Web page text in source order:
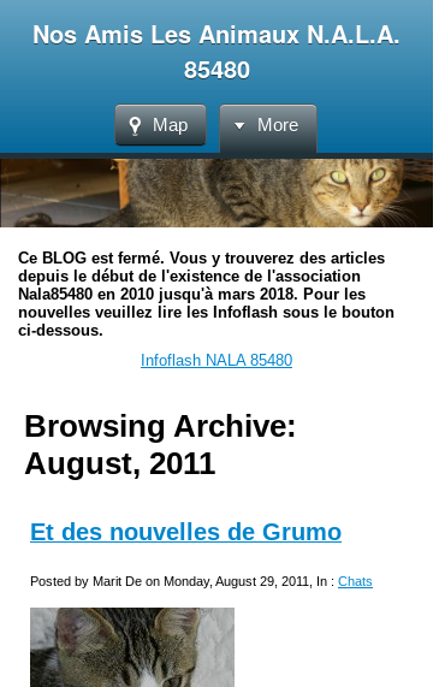
Nos Amis Les Animaux N.A.L.A.
85480
Map More
Ce BLOG est fermé. Vous y trouverez des articles
depuis le début de l'existence de l'association
Nala85480 en 2010 jusqu'à mars 2018. Pour les
nouvelles veuillez lire les Infoflash sous le bouton
ci-dessous.
Infoflash NALA 85480
Browsing Archive:
August, 2011
Et des nouvelles de Grumo
Posted by Marit De on Monday, August 29, 2011, In : Chats